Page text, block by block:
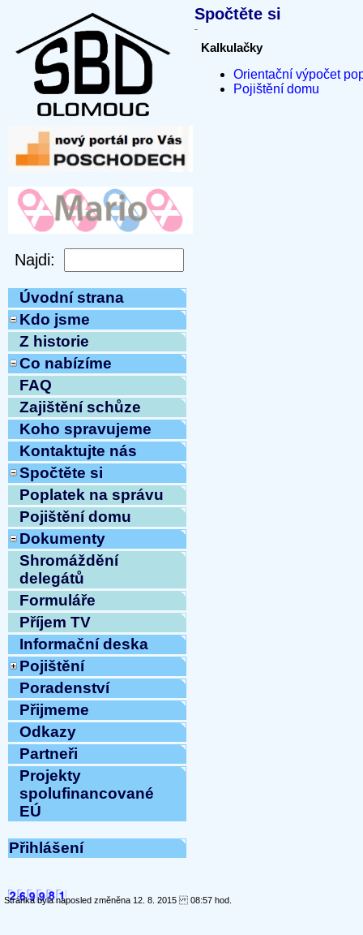
Úvodní strana
Kdo jsme
Z historie
Co nabízíme
FAQ
Zajištění schůze
Koho spravujeme
Kontaktujte nás
Spočtěte si
Poplatek na správu
Pojištění domu
Dokumenty
Shromáždění
delegátů
Formuláře
Příjem TV
Informační deska
Pojištění
Poradenství
Přijmeme
Odkazy
Partneři
Projekty
spolufinancované
EÚ
Přihlášení
Spočtěte si
Kalkulačky
Orientační výpočet
Pojištění domu
Stránka byla naposled změněna 12. 8. 2015 08:57 hod.